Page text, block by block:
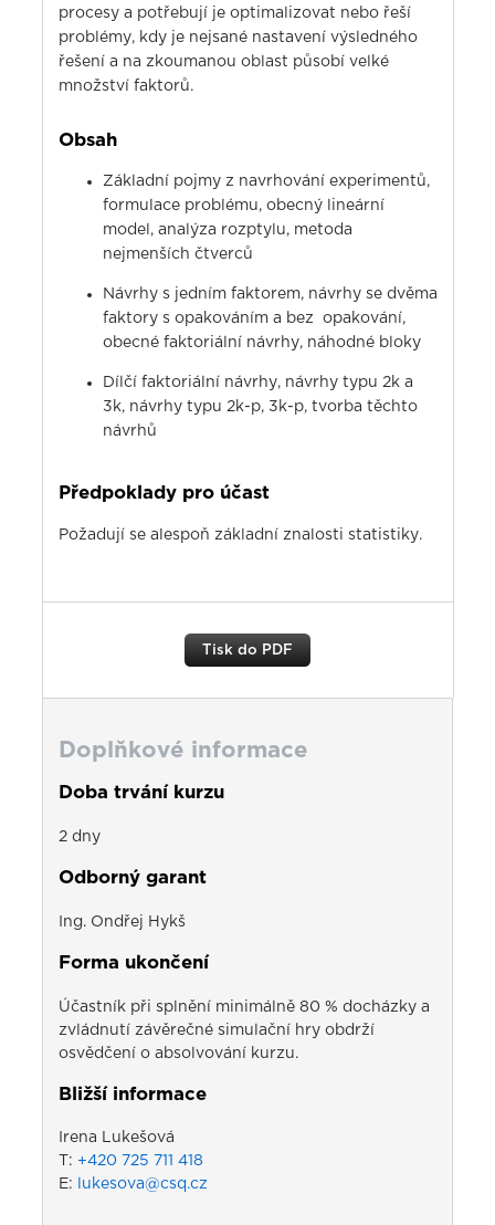
procesy a potřebují je optimalizovat nebo řeší
problémy, kdy je nejsané nastavení výsledného
řešení a na zkoumanou oblast působí velké
množství faktorů.
Obsah
Základní pojmy z navrhování experimentů,
formulace problému, obecný lineární
model, analýza rozptylu, metoda
nejmenších čtverců
Návrhy s jedním faktorem, návrhy se dvěma
faktory s opakováním a bez opakování,
obecné faktoriální návrhy, náhodné bloky
Dílčí faktoriální návrhy, návrhy typu 2k a
3k, návrhy typu 2k-p, 3k-p, tvorba těchto
návrhů
Předpoklady pro účast
Požadují se alespoň základní znalosti statistiky.
Tisk do PDF
Doplňkové informace
Doba trvání kurzu
2 dny
Odborný garant
Ing. Ondřej Hykš
Forma ukončení
Účastník při splnění minimálně 80 % docházky a
zvládnutí závěrečné simulační hry obdrží
osvědčení o absolvování kurzu.
Bližší informace
Irena Lukešová
T: +420 725 711 418
E:
lukesova@csq.cz